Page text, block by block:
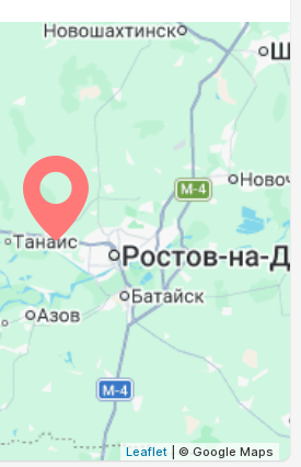
19:12 20:44
16:09 19:10 20:42
12:23 16:08 19:08 20:40
12:23 16:07 19:06 20:37
12:22 16:06 19:04 20:35
Leaflet | © Google Maps